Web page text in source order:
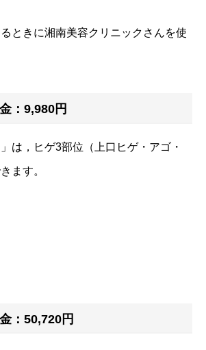
ときに湘南美容クリニックさんを使
：9,980円
は，ヒゲ3部位（上口ヒゲ・アゴ・
ます。
：50,720円